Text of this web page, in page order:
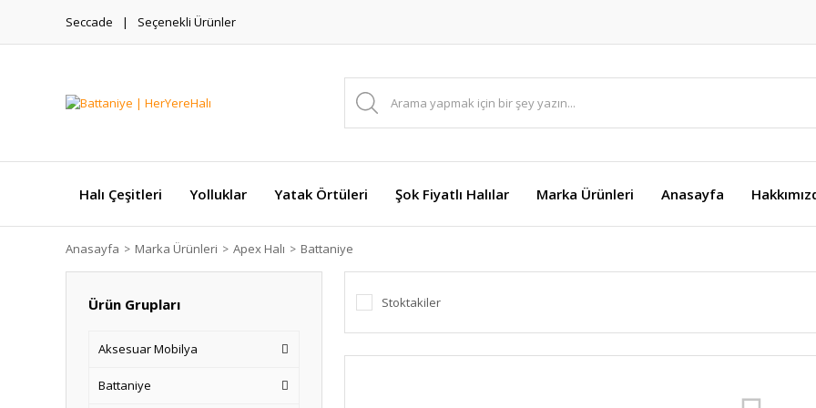
Seccade Seçenekli Ürünler
Halı Çeşitleri Yolluklar Yatak Örtüleri Şok Fiyatlı Halılar Marka Ürünleri Anasayfa
Anasayfa Marka Ürünleri Apex Halı Battaniye
Ürün Grupları
Aksesuar Mobilya
Battaniye
Stoktakiler